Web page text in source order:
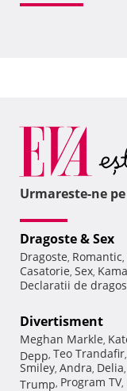
Urmareste-ne pe
Dragoste & Sex
Dragoste, Romantic,
Casatorie, Sex,
Declaratii de
Divertisment
Meghan Markle,
Depp, Teo Trandafir,
Smiley, Andra, Delia,
Trump, Program TV,